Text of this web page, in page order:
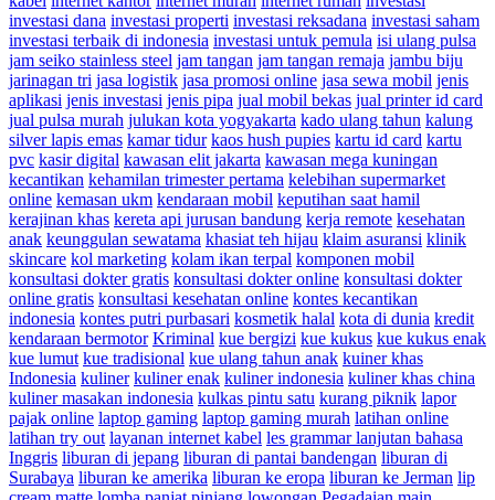
investasi dana investasi properti investasi reksadana investasi saham
investasi terbaik di indonesia investasi untuk pemula isi ulang pulsa
jam seiko stainless steel jam tangan jam tangan remaja jambu biju
jarinagan tri jasa logistik jasa promosi online jasa sewa mobil jenis
aplikasi jenis investasi jenis pipa jual mobil bekas jual printer id card
jual pulsa murah julukan kota yogyakarta kado ulang tahun kalung
silver lapis emas kamar tidur kaos hush pupies kartu id card kartu
pvc kasir digital kawasan elit jakarta kawasan mega kuningan
kecantikan kehamilan trimester pertama kelebihan supermarket
online kemasan ukm kendaraan mobil keputihan saat hamil
kerajinan khas kereta api jurusan bandung kerja remote kesehatan
anak keunggulan sewatama khasiat teh hijau klaim asuransi klinik
skincare kol marketing kolam ikan terpal komponen mobil
konsultasi dokter gratis konsultasi dokter online konsultasi dokter
online gratis konsultasi kesehatan online kontes kecantikan
indonesia kontes putri purbasari kosmetik halal kota di dunia kredit
kendaraan bermotor Kriminal kue bergizi kue kukus kue kukus enak
kue lumut kue tradisional kue ulang tahun anak kuiner khas
Indonesia kuliner kuliner enak kuliner indonesia kuliner khas china
kuliner masakan indonesia kulkas pintu satu kurang piknik lapor
pajak online laptop gaming laptop gaming murah latihan online
latihan try out layanan internet kabel les grammar lanjutan bahasa
Inggris liburan di jepang liburan di pantai bandengan liburan di
Surabaya liburan ke amerika liburan ke eropa liburan ke Jerman lip